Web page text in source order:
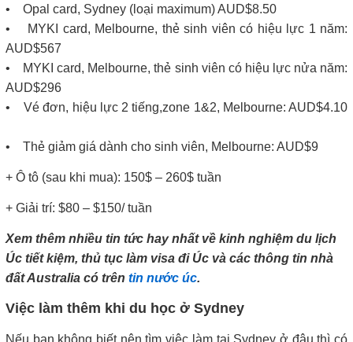
• Opal card, Sydney (loại maximum) AUD$8.50
• MYKI card, Melbourne, thẻ sinh viên có hiệu lực 1 năm:
AUD$567
• MYKI card, Melbourne, thẻ sinh viên có hiệu lực nửa năm:
AUD$296
• Vé đơn, hiệu lực 2 tiếng,zone 1&2, Melbourne: AUD$4.10
• Thẻ giảm giá dành cho sinh viên, Melbourne: AUD$9
+ Ô tô (sau khi mua): 150$ – 260$ tuần
+ Giải trí: $80 – $150/ tuần
Xem thêm nhiều tin tức hay nhất về kinh nghiệm du lịch
Úc tiết kiệm, thủ tục làm visa đi Úc và các thông tin nhà
đất Australia có trên tin nước úc.
Việc làm thêm khi du học ở Sydney
Nếu bạn không biết nên tìm việc làm tại Sydney ở đâu thì có